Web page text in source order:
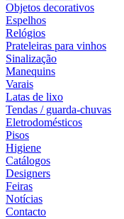
Objetos decorativos
Espelhos
Relógios
Prateleiras para vinhos
Sinalização
Manequins
Varais
Latas de lixo
Tendas / guarda-chuvas
Eletrodomésticos
Pisos
Higiene
Catálogos
Designers
Feiras
Notícias
Contacto